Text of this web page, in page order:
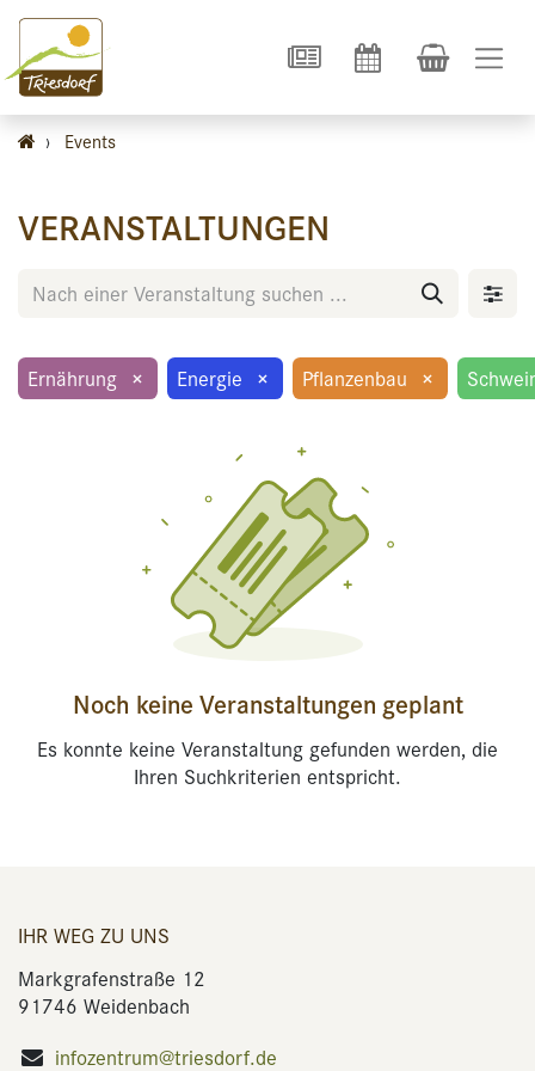
› Events
VERANSTALTUNGEN
Ernährung × Energie × Pflanzenbau ×
Noch keine Veranstaltungen geplant
Es konnte keine Veranstaltung gefunden werden, die
Ihren Suchkriterien entspricht.
IHR WEG ZU UNS
Markgrafenstraße 12
91746 Weidenbach
infozentrum@triesdorf.de